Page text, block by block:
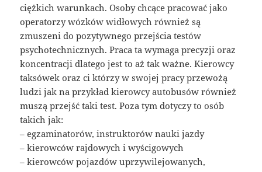
ciężkich warunkach. Osoby chcące pracować jako
operatorzy wózków widłowych również są
zmuszeni do pozytywnego przejścia testów
psychotechnicznych. Praca ta wymaga precyzji oraz
koncentracji dlatego jest to aż tak ważne. Kierowcy
taksówek oraz ci którzy w swojej pracy przewożą
ludzi jak na przykład kierowcy autobusów również
muszą przejść taki test. Poza tym dotyczy to osób
takich jak:
– egzaminatorów, instruktorów nauki jazdy
– kierowców rajdowych i wyścigowych
– kierowców pojazdów uprzywilejowanych,